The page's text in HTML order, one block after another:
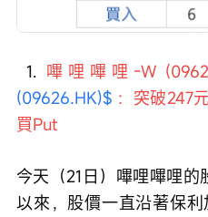
1. 嗶哩嗶哩-W
(09626.HK)$ ：突破247
買Put
今天（21日）嗶哩嗶哩
以來，股價一直沿著保